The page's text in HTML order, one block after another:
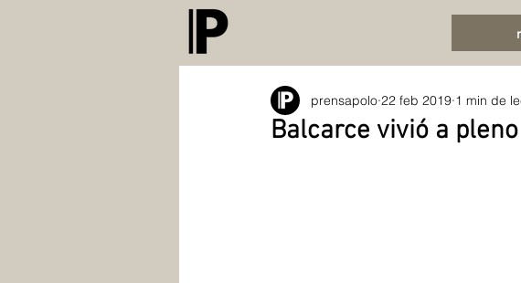
Balcarce vivió a
prensapolo 22 feb 2019 1 min de